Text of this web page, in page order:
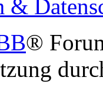
&
®